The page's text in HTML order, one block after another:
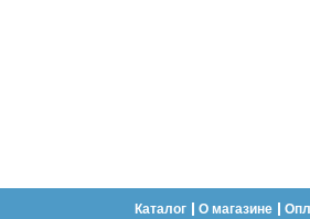
Каталог О магазине